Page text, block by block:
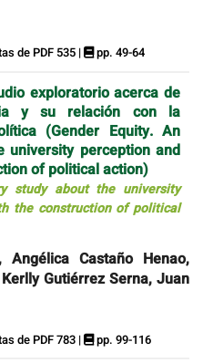
de PDF 535 | pp. 49-64
exploratorio acerca de
y su relación con la
(Gender Equity. An
university perception and
of political action)
study about the university
the construction of political
Castaño Henao,
Gutiérrez Serna, Juan
de PDF 783 | pp. 99-116